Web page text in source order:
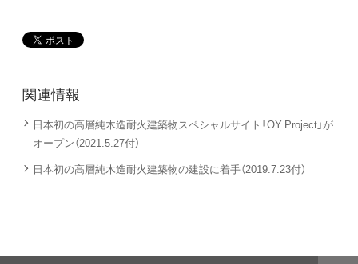
関連情報
日本初の高層純木造耐火建築物スペシャルサイト「OY Project」が
オープン（2021.5.27付）
日本初の高層純木造耐火建築物の建設に着手（2019.7.23付）